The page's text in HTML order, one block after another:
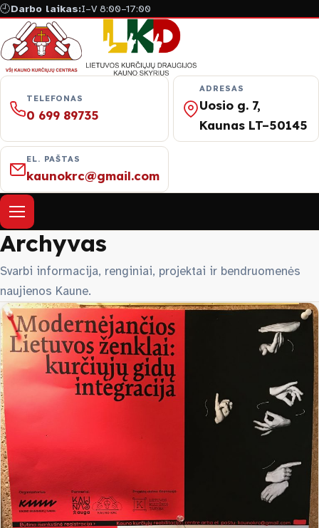
🕘Darbo laikas:I–V 8:00–17:00
TELEFONAS
0 699 89735
ADRESAS
Uosio g. 7,
Kaunas LT–50145
EL. PAŠTAS
kaunokrc@gmail.com
Atverti meniu
Apie mus
Naujienos
Galerija
Projektai
LKD Kauno skyrius
VšĮ Kauno kurčiųjų centras
Archyvas
Svarbi informacija, renginiai, projektai ir bendruomenės
naujienos Kaune.